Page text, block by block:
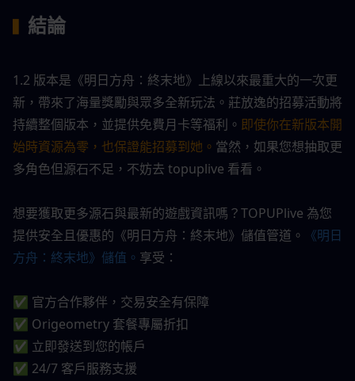
結論
1.2 版本是《明日方舟：終末地》上線以來最重大的一次更
新，帶來了海量獎勵與眾多全新玩法。莊放逸的招募活動將
持續整個版本，並提供免費月卡等福利。 即使你在新版本開
始時資源為零，也保證能招募到她。 當然，如果您想抽取更
多角色但源石不足，不妨去 topuplive 看看。
想要獲取更多源石與最新的遊戲資訊嗎？TOPUPlive 為您
提供安全且優惠的《明日方舟：終末地》儲值管道。
《明日
方舟：終末地》儲值。 享受：
✅ 官方合作夥伴，交易安全有保障
✅ Origeometry 套餐專屬折扣
✅ 立即發送到您的帳戶
✅ 24/7 客戶服務支援